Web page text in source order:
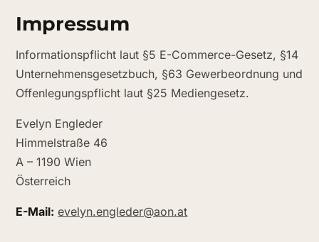
Impressum
Informationspflicht laut §5 E-Commerce-Gesetz, §14
Unternehmensgesetzbuch, §63 Gewerbeordnung und
Offenlegungspflicht laut §25 Mediengesetz.
Evelyn Engleder
Himmelstraße 46
A – 1190 Wien
Österreich
E-Mail: evelyn.engleder@aon.at